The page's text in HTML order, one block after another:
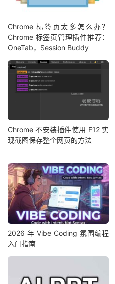
Chrome 标签页太多怎么办？
Chrome 标签页管理插件推荐：
OneTab，Session Buddy
Chrome 不安装插件使用 F12 实
现截图保存整个网页的方法
2026 年 Vibe Coding 氛围编程
入门指南